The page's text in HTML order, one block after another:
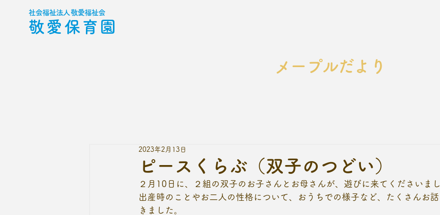
社会福祉法人 敬愛福祉会
敬愛保育園
メープルだより
ピースくらぶ（双子のつどい）
2023年2月13日
２月10日に、２組の双子のお子さんとお母さんが、遊びに来てくださいま
出産時のことやお二人の性格について、おうちでの様子など、たくさんお
きました。